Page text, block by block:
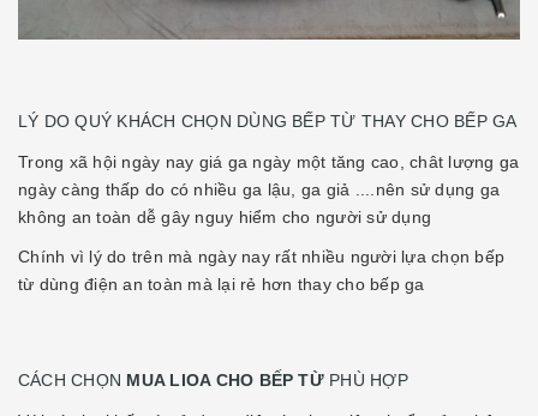
LÝ DO QUÝ KHÁCH CHỌN DÙNG BẾP TỪ THAY CHO BẾP GA
Trong xã hội ngày nay giá ga ngày một tăng cao, chât lượng ga
ngày càng thấp do có nhiều ga lậu, ga giả ....nên sử dụng ga
không an toàn dễ gây nguy hiểm cho người sử dụng
Chính vì lý do trên mà ngày nay rất nhiều người lựa chọn bếp
từ dùng điện an toàn mà lại rẻ hơn thay cho bếp ga
CÁCH CHỌN MUA LIOA CHO BẾP TỪ PHÙ HỢP